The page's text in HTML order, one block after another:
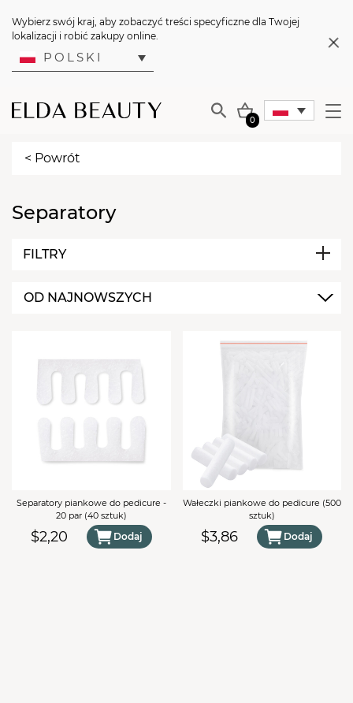
Wybierz swój kraj, aby zobaczyć treści specyficzne dla Twojej
lokalizacji i robić zakupy online.
POLSKI
0
TWÓJ KOSZYK (
Suma koszyka (0
PRZEJDŹ DO KOSZYKA
< Powrót
Separatory
FILTRY
OD NAJNOWSZYCH
Separatory piankowe do pedicure -
20 par (40 sztuk)
$2,20 Dodaj
Wałeczki piankowe do pedicure (500
sztuk)
$3,86 Dodaj